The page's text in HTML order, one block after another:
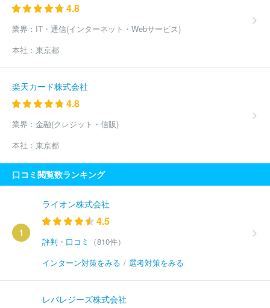
4.8
業界： IT・通信(インターネット・Webサービス)
本社： 東京都
楽天カード株式会社
4.8
業界： 金融(クレジット・信販)
本社： 東京都
口コミ閲覧数ランキング
1
ライオン株式会社
4.5
評判・口コミ
（810件）
インターン対策をみる / 選考対策をみる
レバレジーズ株式会社